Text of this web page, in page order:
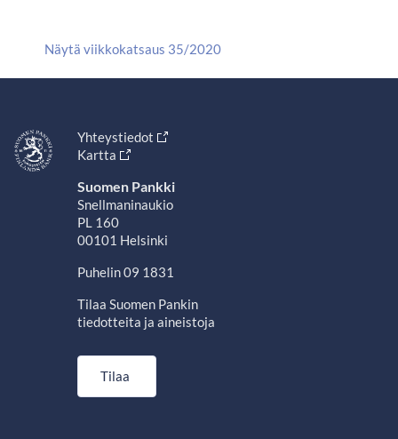
Näytä viikkokatsaus 35/2020
Yhteystiedot
Kartta
Suomen Pankki
Snellmaninaukio
PL 160
00101 Helsinki
Puhelin 09 1831
Tilaa Suomen Pankin
tiedotteita ja aineistoja
Tilaa